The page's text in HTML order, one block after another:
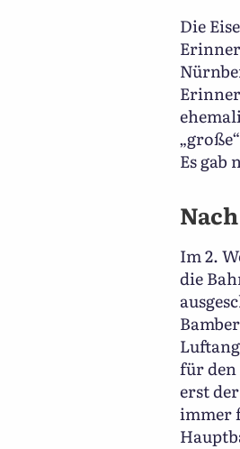
Die
Es gab
Im 2.
die
für den
erst
immer